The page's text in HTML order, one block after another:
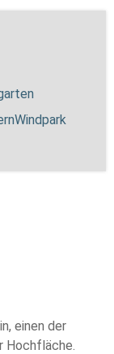
Windpark
einen der
Hochfläche.